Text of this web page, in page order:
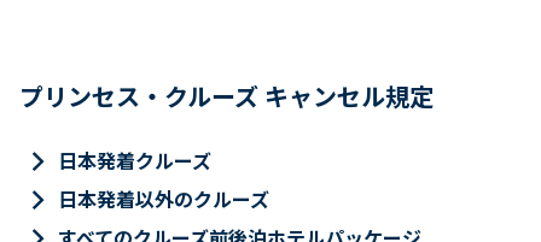
プリンセス・クルーズ キャンセル規定
keyboard_arrow_right 日本発着クルーズ
keyboard_arrow_right 日本発着以外のクルーズ